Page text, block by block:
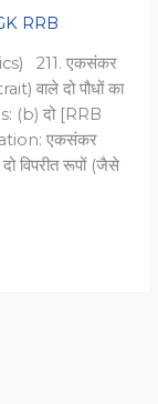
RRB
211. एकसंकर
वाले दो पौधों का
(b) दो [RRB
एकसंकर
विपरीत रूपों (जैसे